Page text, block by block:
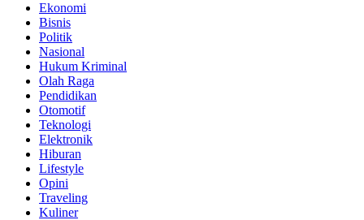
Ekonomi
Bisnis
Politik
Nasional
Hukum Kriminal
Olah Raga
Pendidikan
Otomotif
Teknologi
Elektronik
Hiburan
Lifestyle
Opini
Traveling
Kuliner